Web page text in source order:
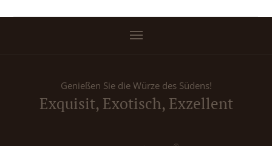
Genießen Sie die Würze des Südens!
Exquisit, Exotisch, Exzellent